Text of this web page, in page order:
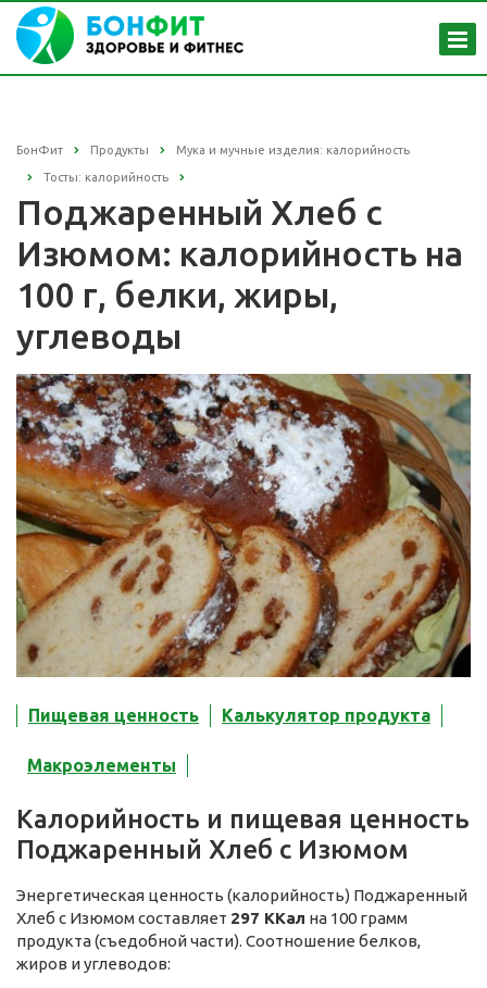
БонФит Продукты Мука и мучные изделия: калорийность
Тосты: калорийность
Поджаренный Хлеб с
Изюмом: калорийность на
100 г, белки, жиры,
углеводы
Пищевая ценность Калькулятор продукта
Макроэлементы
Калорийность и пищевая ценность
Поджаренный Хлеб с Изюмом
Энергетическая ценность (калорийность) Поджаренный
Хлеб с Изюмом составляет 297 ККал на 100 грамм
продукта (съедобной части). Соотношение белков,
жиров и углеводов: